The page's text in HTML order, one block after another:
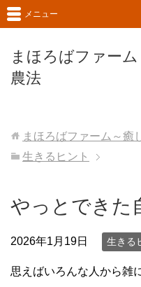
まほろばファー
農法
メニュー
まほろばファーム～癒
生きるヒント
やっとできた
2026年1月19日 生きる
思えばいろんな人から雑